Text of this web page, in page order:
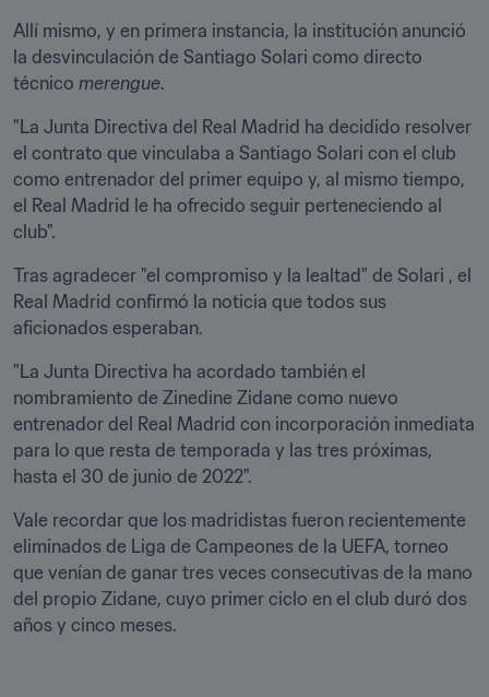
Allí mismo, y en primera instancia, la institución anunció
la desvinculación de Santiago Solari como directo
técnico merengue.
"La Junta Directiva del Real Madrid ha decidido resolver
el contrato que vinculaba a Santiago Solari con el club
como entrenador del primer equipo y, al mismo tiempo,
el Real Madrid le ha ofrecido seguir perteneciendo al
club".
Tras agradecer "el compromiso y la lealtad" de Solari , el
Real Madrid confirmó la noticia que todos sus
aficionados esperaban.
"La Junta Directiva ha acordado también el
nombramiento de Zinedine Zidane como nuevo
entrenador del Real Madrid con incorporación inmediata
para lo que resta de temporada y las tres próximas,
hasta el 30 de junio de 2022".
Vale recordar que los madridistas fueron recientemente
eliminados de Liga de Campeones de la UEFA, torneo
que venían de ganar tres veces consecutivas de la mano
del propio Zidane, cuyo primer ciclo en el club duró dos
años y cinco meses.